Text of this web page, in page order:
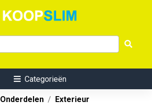
Categorieën
Onderdelen
Exterieur